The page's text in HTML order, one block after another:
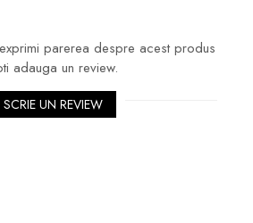
parerea despre acest produs
adauga un review.
SCRIE UN REVIEW